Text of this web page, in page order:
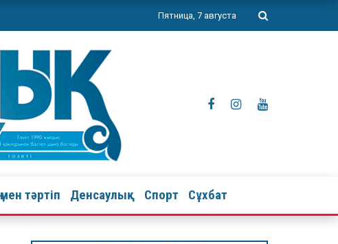
Пятница, 7 августа
мен тәртіп Денсаулық Спорт Сұхбат